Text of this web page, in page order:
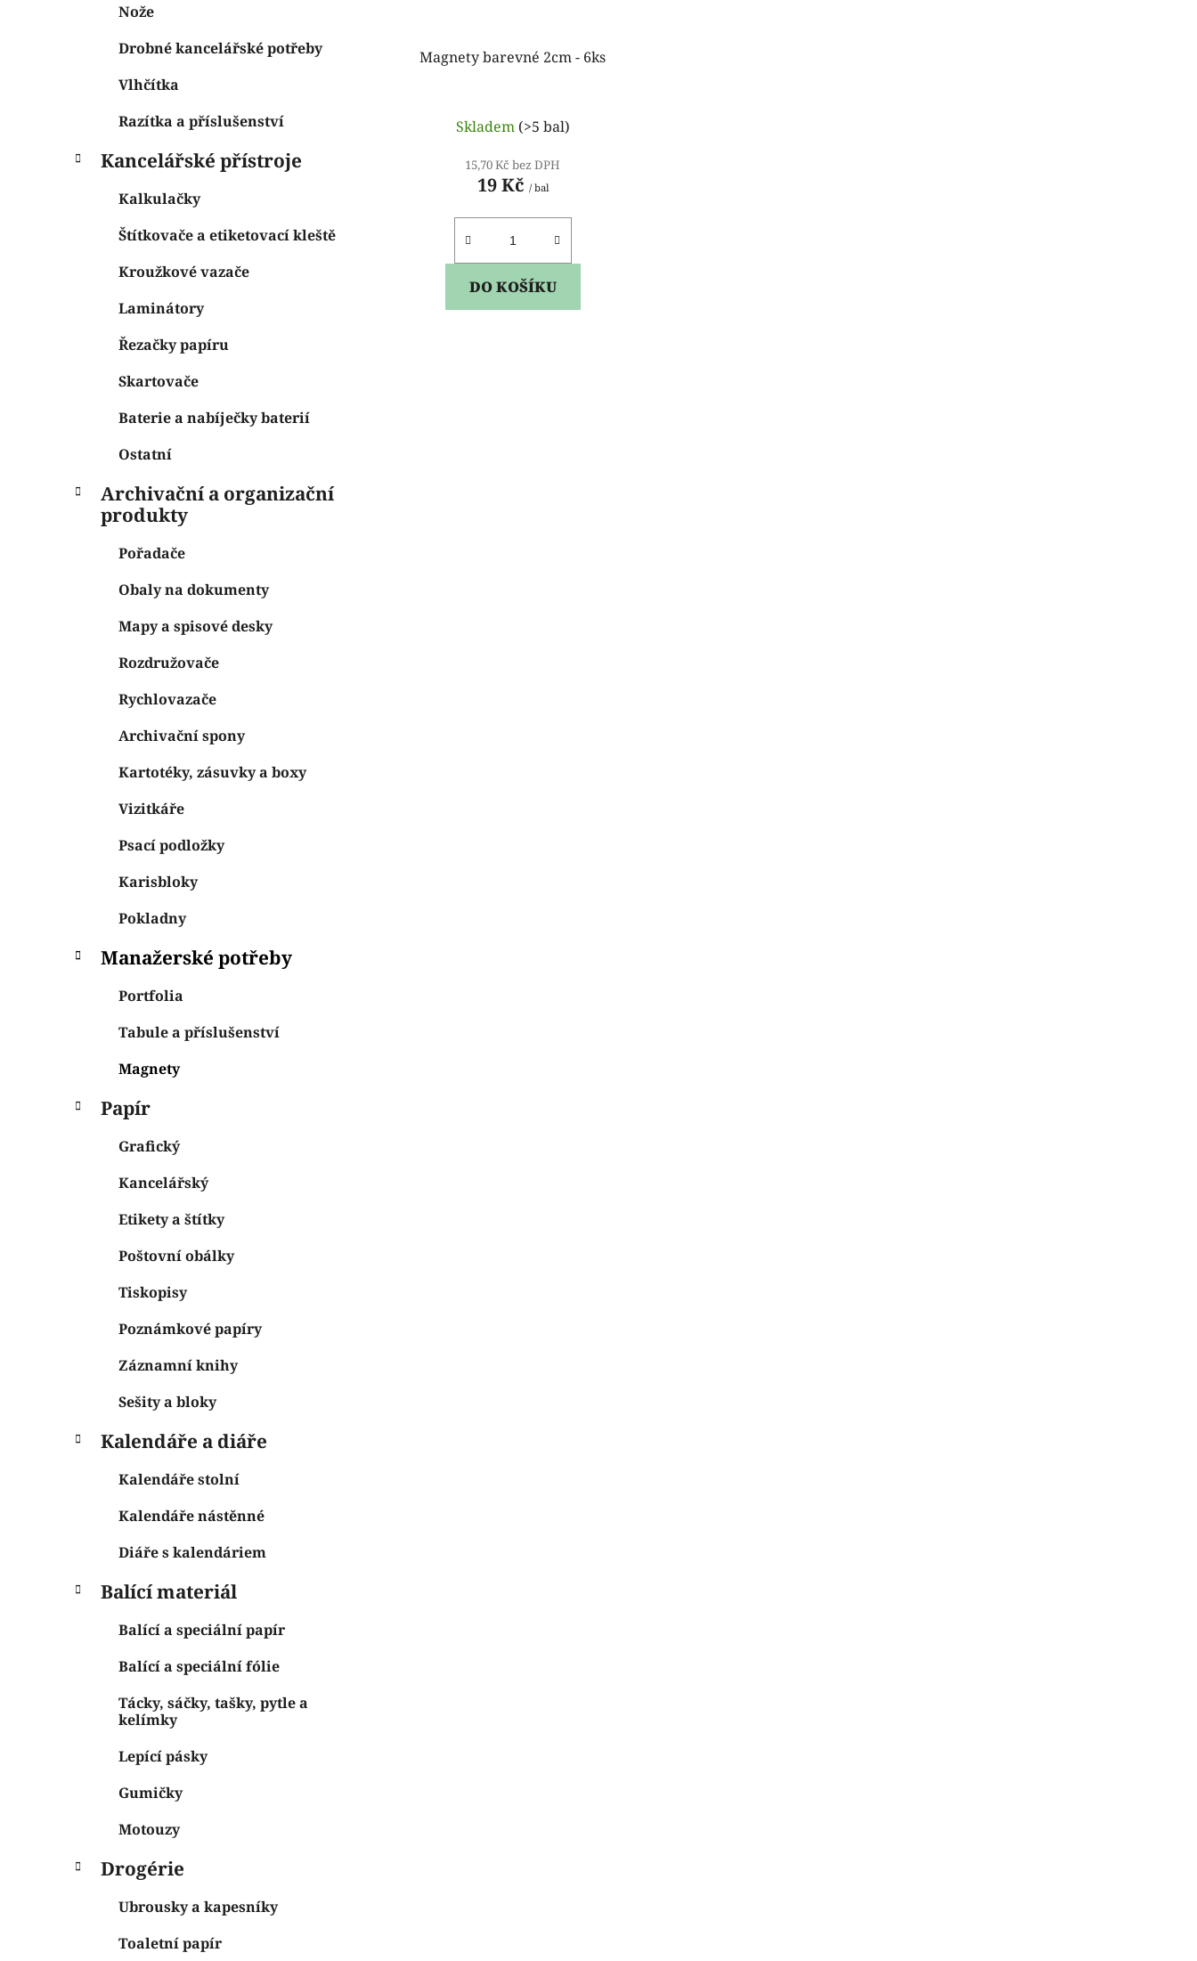
Nože
Drobné kancelářské potřeby
Vlhčítka
Razítka a příslušenství
Kancelářské přístroje
Kalkulačky
Štítkovače a etiketovací kleště
Kroužkové vazače
Laminátory
Řezačky papíru
Skartovače
Baterie a nabíječky baterií
Ostatní
Archivační a organizační
produkty
Pořadače
Obaly na dokumenty
Mapy a spisové desky
Rozdružovače
Rychlovazače
Archivační spony
Kartotéky, zásuvky a boxy
Vizitkáře
Psací podložky
Karisbloky
Pokladny
Manažerské potřeby
Portfolia
Tabule a příslušenství
Magnety
Papír
Grafický
Kancelářský
Etikety a štítky
Poštovní obálky
Tiskopisy
Poznámkové papíry
Záznamní knihy
Sešity a bloky
Kalendáře a diáře
Kalendáře stolní
Kalendáře nástěnné
Diáře s kalendáriem
Balící materiál
Balící a speciální papír
Balící a speciální fólie
Tácky, sáčky, tašky, pytle a
kelímky
Lepící pásky
Gumičky
Motouzy
Drogérie
Ubrousky a kapesníky
Toaletní papír
Magnety barevné 2cm - 6ks
Skladem (>5 bal)
15,70 Kč bez DPH
19 Kč / bal
DO KOŠÍKU